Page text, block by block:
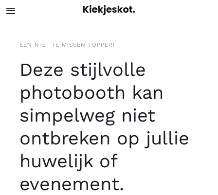
Skip
Toggle
Contacteer ons
EEN NIET TE MISSEN TOPPER!
Deze stijlvolle
photobooth kan
simpelweg niet
ontbreken op jullie
huwelijk of
evenement.